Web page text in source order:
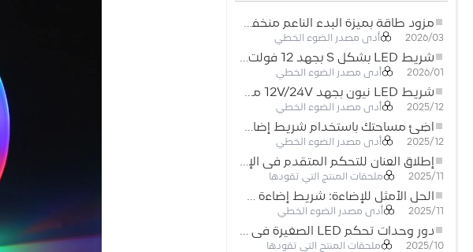
مزود طاقة بميزة البدء الناعم منخفض الجهد لأنظمة إضاءة LED
2026/03 أدى مصدر الضوء الخطي
شريط LED بشكل S بجهد 12 فولت: حل إضاءة مرن وفعال للتصميمات الحديثة
2026/01 أدى مصدر الضوء الخطي
شريط LED نيون بجهد 12V/24V مع إمكانية القص كل 3 مصابيح: حل إضاءة نيون عصري لكل المساحات
2025/12 أدى مصدر الضوء الخطي
أضِئ مساحتك باستخدام شريط إضاءة LED نيون مرن منخفض الجهد
2025/12 أدى مصدر الضوء الخطي
إطلاق العنان للتحكم المتقدم في الإضاءة: المزايا الرئيسية لجهاز التحكم RGBW 5–24 فولت
2025/11 ملحقات المنتج التي تقودها
الحل الأمثل للإضاءة: شريط إضاءة LED مرن عالي الكثافة COB FOB للإضاءة الحديثة
2025/11 أدى مصدر الضوء الخطي
دور وحدات تحكم LED الصغيرة في مشاريع إضاءة شريط LED
2025/10 ملحقات المنتج التي تقودها